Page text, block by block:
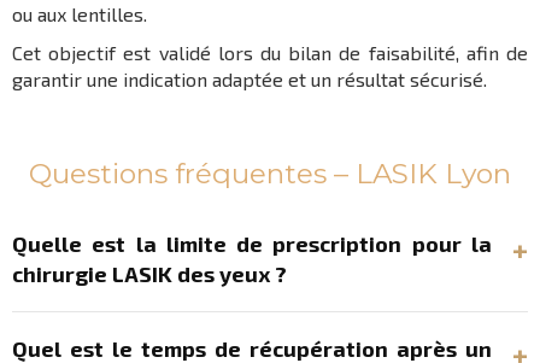
ou aux lentilles.
Cet objectif est validé lors du bilan de faisabilité, afin de
garantir une indication adaptée et un résultat sécurisé.
Questions fréquentes – LASIK Lyon
Quelle est la limite de prescription pour la
chirurgie LASIK des yeux ?
Quel est le temps de récupération après un